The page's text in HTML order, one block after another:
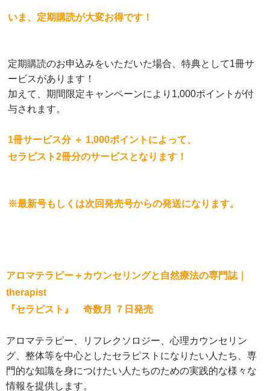
いま、定期購読が大変お得です！
定期購読のお申込みをいただいた場合、特典として1冊サ
ービスがあります！
加えて、期間限定キャンペーンにより1,000ポイントが付
与されます。
1冊サービス分 ＋ 1,000ポイントによって、
セラピスト2冊分のサービスとなります！
※最新号もしくは次回発売号からの発送になります。
アロマテラピー＋カウンセリングと自然療法の専門誌｜
therapist
『セラピスト』 奇数月 ７日発売
アロマテラピー、リフレクソロジー、心理カウンセリン
グ、整体等を中心としたセラピストになりたい人たち、専
門的な知識を身につけたい人たちのための実践的な様々な
情報を提供します。